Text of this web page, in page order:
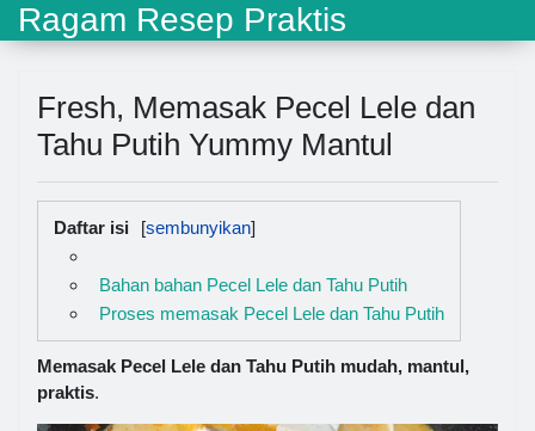
Ragam Resep Praktis
Fresh, Memasak Pecel Lele dan
Tahu Putih Yummy Mantul
Daftar isi
Bahan bahan Pecel Lele dan Tahu Putih
Proses memasak Pecel Lele dan Tahu Putih
Memasak Pecel Lele dan Tahu Putih mudah, mantul,
praktis.